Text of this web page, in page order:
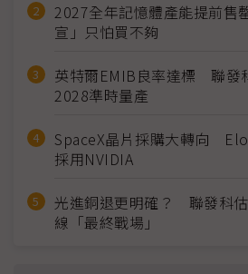
2027全年記憶體產能提前
宣」只怕買不夠
英特爾EMIB良率達標 聯發
2028準時量產
SpaceX晶片採購大轉向
採用NVIDIA
光進銅退更明確？ 聯發科
線「最終戰場」